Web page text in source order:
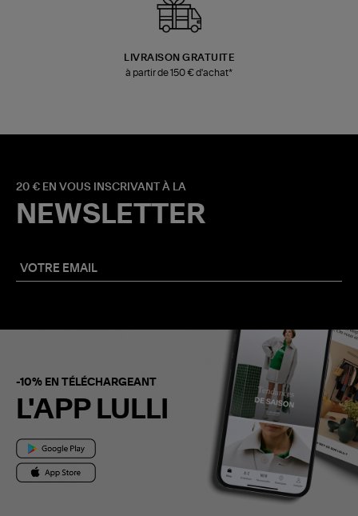
LIVRAISON GRATUITE
à partir de 150 € d'achat*
20 € EN VOUS INSCRIVANT À LA
NEWSLETTER
-10% EN TÉLÉCHARGEANT
L'APP LULLI